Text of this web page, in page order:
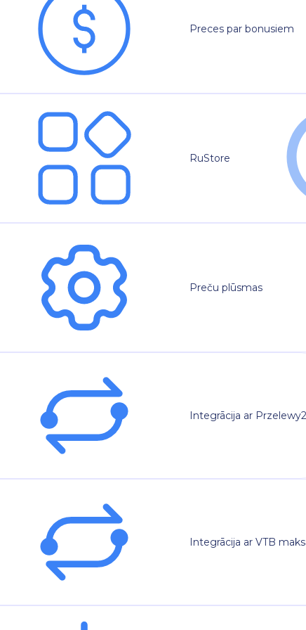
Preces par bonusiem
RuStore
Preču plūsmas
Integrācija ar
Integrācija ar VTB